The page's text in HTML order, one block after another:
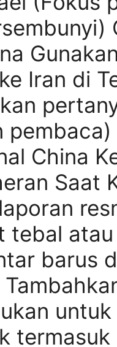
Iran di
China
Saat
tebal
barus
termasuk